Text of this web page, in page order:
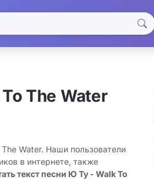
The Water
Water. Наши пользователи
в интернете, также
текст песни Ю Ту - Walk To